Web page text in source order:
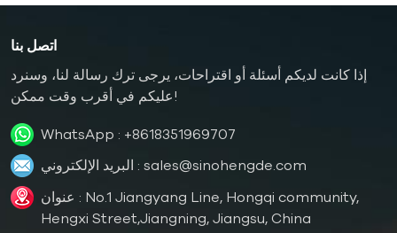
اتصل بنا
إذا كانت لديكم أسئلة أو اقتراحات، يرجى ترك رسالة لنا، وسنرد
عليكم في أقرب وقت ممكن!
WhatsApp : +8618351969707
البريد الإلكتروني : sales@sinohengde.com
عنوان : No.1 Jiangyang Line, Hongqi community,
Hengxi Street,Jiangning, Jiangsu, China